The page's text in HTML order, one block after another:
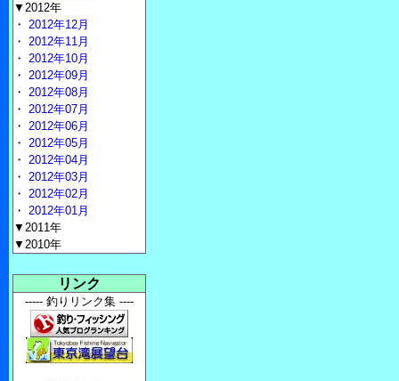
▼2012年
・ 2012年12月
・ 2012年11月
・ 2012年10月
・ 2012年09月
・ 2012年08月
・ 2012年07月
・ 2012年06月
・ 2012年05月
・ 2012年04月
・ 2012年03月
・ 2012年02月
・ 2012年01月
▼2011年
▼2010年
リンク
----- 釣りリンク集 ----